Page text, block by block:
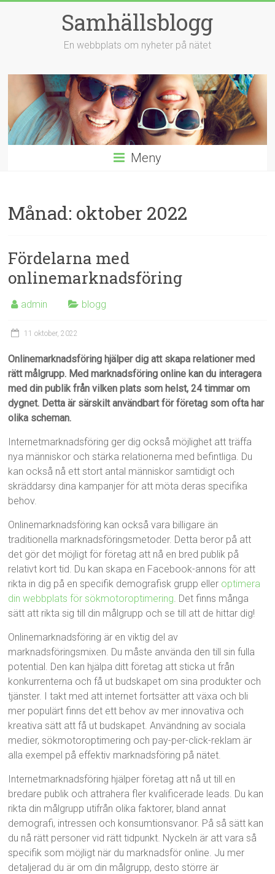
Samhällsblogg
En webbplats om nyheter på nätet
Meny
Månad: oktober 2022
Fördelarna med
onlinemarknadsföring
admin blogg
11 oktober, 2022
Onlinemarknadsföring hjälper dig att skapa relationer med
rätt målgrupp. Med marknadsföring online kan du interagera
med din publik från vilken plats som helst, 24 timmar om
dygnet. Detta är särskilt användbart för företag som ofta har
olika scheman.
Internetmarknadsföring ger dig också möjlighet att träffa
nya människor och stärka relationerna med befintliga. Du
kan också nå ett stort antal människor samtidigt och
skräddarsy dina kampanjer för att möta deras specifika
behov.
Onlinemarknadsföring kan också vara billigare än
traditionella marknadsföringsmetoder. Detta beror på att
det gör det möjligt för företag att nå en bred publik på
relativt kort tid. Du kan skapa en Facebook-annons för att
rikta in dig på en specifik demografisk grupp eller optimera
din webbplats för sökmotoroptimering. Det finns många
sätt att rikta sig till din målgrupp och se till att de hittar dig!
Onlinemarknadsföring är en viktig del av
marknadsföringsmixen. Du måste använda den till sin fulla
potential. Den kan hjälpa ditt företag att sticka ut från
konkurrenterna och få ut budskapet om sina produkter och
tjänster. I takt med att internet fortsätter att växa och bli
mer populärt finns det ett behov av mer innovativa och
kreativa sätt att få ut budskapet. Användning av sociala
medier, sökmotoroptimering och pay-per-click-reklam är
alla exempel på effektiv marknadsföring på nätet.
Internetmarknadsföring hjälper företag att nå ut till en
bredare publik och attrahera fler kvalificerade leads. Du kan
rikta din målgrupp utifrån olika faktorer, bland annat
demografi, intressen och konsumtionsvanor. På så sätt kan
du nå rätt personer vid rätt tidpunkt. Nyckeln är att vara så
specifik som möjligt när du marknadsför online. Ju mer
detaljerad du är om din målgrupp, desto större är